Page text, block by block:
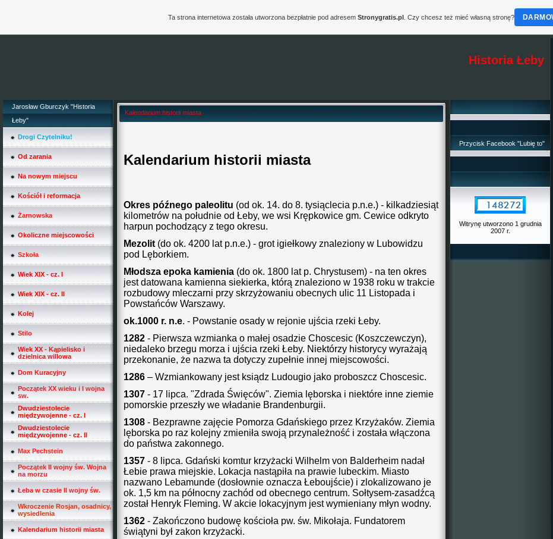
Historia Łeby
Jarosław Gburczyk "Historia
Łeby"
Drogi Czytelniku!
Od zarania
Na nowym miejscu
Kościół i reformacja
Żarnowska
Okoliczne miejscowości
Szkoła
Wiek XIX - cz. I
Wiek XIX - cz. II
Kolej
Stilo
Wiek XX - Kąpielisko i
dzielnica willowa
Dom Kuracyjny
Początek XX wieku i I wojna
sw.
Dwudziestolecie
międzywojenne - cz. I
Dwudziestolecie
międzywojenne - cz. II
Max Pechstein
Początek II wojny św. Wojna
na morzu
Łeba w czasie II wojny św.
Wkroczenie Rosjan, osadnicy,
wysiedlenia
Kalendarium historii miasta
Kalendarium historii miasta
Kalendarium historii miasta
Okres późnego paleolitu (od ok. 14. do 8. tysiąclecia p.n.e.) - kilkadziesiąt
kilometrów na południe od Łeby, we wsi Krępkowice gm. Cewice odkryto
harpun pochodzący z tego okresu.
Mezolit (do ok. 4200 lat p.n.e.) - grot igiełkowy znaleziony w Lubowidzu
pod Lęborkiem.
Młodsza epoka kamienia (do ok. 1800 lat p. Chrystusem) - na ten okres
jest datowana kamienna siekierka, którą znaleziono w 1938 roku w trakcie
rozbudowy mleczarni przy skrzyżowaniu obecnych ulic 11 Listopada i
Powstańców Warszawy.
ok.1000 r. n.e. - Powstanie osady w rejonie ujścia rzeki Łeby.
1282 - Pierwsza wzmianka o małej osadzie Choscesic (Koszczewczyn),
niedaleko brzegu morza i ujścia rzeki Łeby. Niektórzy historycy wyrażają
przekonanie, że nazwa ta dotyczy zupełnie innej miejscowości.
1286 – Wzmiankowany jest ksiądz Ludougio jako proboszcz Choscesic.
1307 - 17 lipca. "Zdrada Święców". Ziemia lęborska i niektóre inne ziemie
pomorskie przeszły we władanie Brandenburgii.
1308 - Bezprawne zajęcie Pomorza Gdańskiego przez Krzyżaków. Ziemia
lęborska po raz kolejny zmieniła swoją przynależność i została włączona
do państwa zakonnego.
1357 - 8 lipca. Gdański komtur krzyżacki Wilhelm von Balderheim nadał
Łebie prawa miejskie. Lokacja nastąpiła na prawie lubeckim. Miasto
nazwano Lebamunde (dosłownie oznacza Łeboujście) i zlokalizowano je
ok. 1,5 km na północny zachód od obecnego centrum. Sołtysem-zasadźcą
został Henryk Fleming. W akcie lokacyjnym jest wymieniany młyn wodny.
1362 - Zakończono budowę kościoła pw. św. Mikołaja. Fundatorem
świątyni był zakon krzyżacki.
Przycisk Facebook "Lubię to"
Witrynę utworzono 1 grudnia
2007 r.
Ta strona internetowa została utworzona bezpłatnie pod adresem Stronygratis.pl. Czy chcesz też mieć własną stronę?